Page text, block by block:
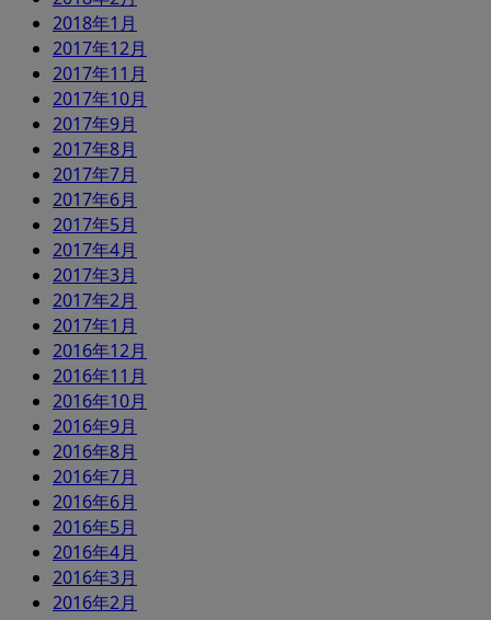
2018年1月
2017年12月
2017年11月
2017年10月
2017年9月
2017年8月
2017年7月
2017年6月
2017年5月
2017年4月
2017年3月
2017年2月
2017年1月
2016年12月
2016年11月
2016年10月
2016年9月
2016年8月
2016年7月
2016年6月
2016年5月
2016年4月
2016年3月
2016年2月